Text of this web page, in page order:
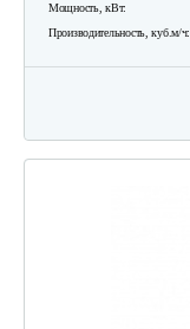
Мощность, кВт:
Производительность, куб.м/ч: